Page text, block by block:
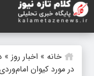
خانه » اخبار روز »
در مورد کیوان